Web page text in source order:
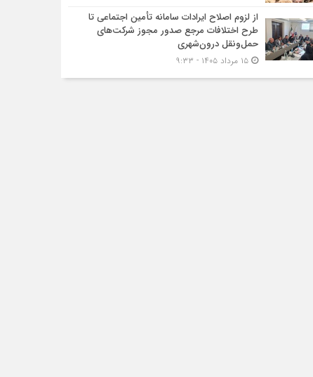
از لزوم اصلاح ایرادات سامانه تأمین اجتماعی تا
طرح اختلافات مرجع صدور مجوز شرکت‌های
حمل‌ونقل درون‌شهری
۱۵ مرداد ۱۴۰۵ - ۹:۳۳